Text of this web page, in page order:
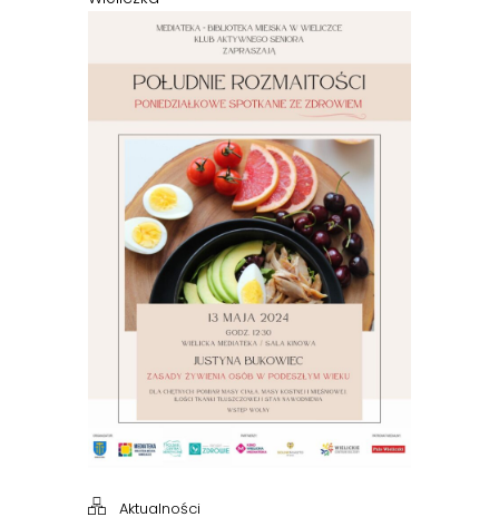
Aktualności